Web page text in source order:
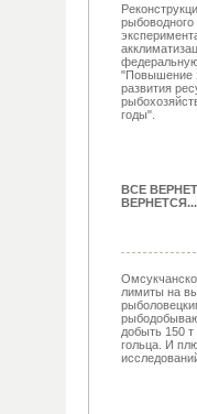
"Повышение
развития
годы".
ВСЕ
ВЕРНЕТСЯ...
лимиты на
добыть 150
гольца. И